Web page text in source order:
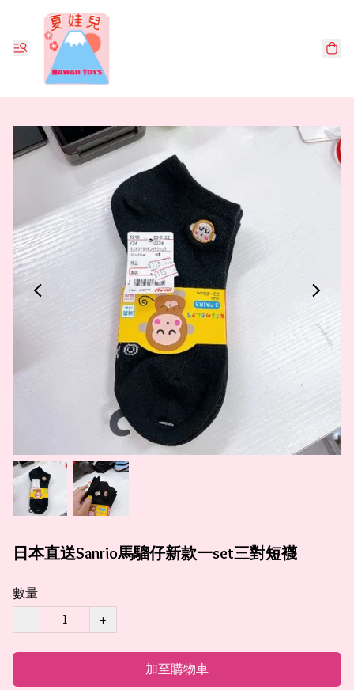
日本直送Sanrio馬騮仔新款一set三對短襪
數量
−
+
加至購物車